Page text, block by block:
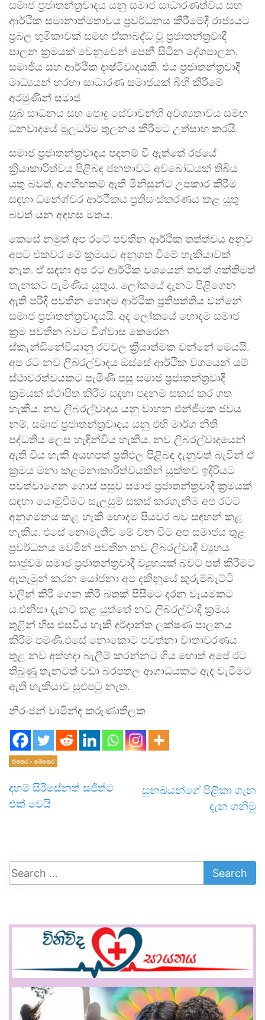
සමාජ ප්‍රජාතන්ත්‍රවාදය යනු සමාජ සාධාරණත්වය සහ
ආර්ථික සමානාත්මතාවය ප්‍රවර්ධනය කිරීමේදී රාජ්‍යයට
ප්‍රබල භුමිකාවක් සමඟ ඒකාබද්ධ වූ ප්‍රජාතන්ත්‍රවාදී
පාලන ක්‍රමයක් වෙනුවෙන් පෙනී සිටින දේශපාලන,
සමාජීය සහ ආර්ථික දෘෂ්ටිවාදයකි. එය ප්‍රජාතන්ත්‍රවාදී
මාධ්‍යයන් හරහා සාධාරණ සමාජයක් බිහි කිරීමේ
අරමුණින් සමාජ
සුබ සාධනය සහ පොදු සේවාවන්හි අවශ්‍යතාවය සමඟ
ධනවාදයේ මූලධර්ම තුලනය කිරීමට උත්සාහ කරයි.
සමාජ ප්‍රජාතන්ත්‍රවාදය පදනම් වී ඇත්තේ රජයේ
ක්‍රියාකාරිත්වය පිළිබඳ ජනතාවට අවබෝධයක් තිබිය
යුතු බවත්, අගහිඟකම් ඇති මිනිසුන්ට උපකාර කිරීම
සඳහා ධනේශ්වර ආර්ථිකය ප්‍රතිසංස්කරණය කළ යුතු
බවත් යන අදහස මතය.
කෙසේ නමුත් අප රටේ පවතින ආර්ථික තත්ත්වය අනුව
අපට එකවර මේ ක්‍රමයට අනුගත වීමේ හැකියාවක්
නැත. ඒ සඳහා අප රට ආර්ථික වශයෙන් තවත් ශක්තිමත්
තැනකට පැමිණිය යුතුය. ලෝකයේ දැනට පිළිගෙන
ඇති පරිදි පවතින හොඳම ආර්ථික ප්‍රතිපත්තිය වන්නේ
සමාජ ප්‍රජාතන්ත්‍රවාදයයි. අද ලෝකයේ හොඳම සමාජ
ක්‍රම පවතින බවට විශ්වාස කෙරෙන
ස්කැන්ඩිනේවියානු රටවල ක්‍රියාත්මක වන්නේ මෙයයි.
අප රට නව ලිබරල්වාදය ඔස්සේ ආර්ථික වශයෙන් යම්
ස්ථාවරත්වයකට පැමිණි පසු සමාජ ප්‍රජාතන්ත්‍රවාදී
ක්‍රමයක් ස්ථාපිත කිරීම සඳහා පදනම සකස් කර ගත
හැකිය. නව ලිබරල්වාදය යනු වාහන එන්ජිමක ජවය
නම්, සමාජ ප්‍රජාතන්ත්‍රවාදය යනු එහි මාර්ග නීති
පද්ධතිය ලෙස හැඳින්විය හැකිය. නව ලිබරල්වාදයෙන්
ඇති විය හැකි අයහපත් ප්‍රතිඵල පිළිබඳ දැනුවත් බැවින් ඒ
ක්‍රමය මනා කළමනාකාරිත්වයකින් යුක්තව ඉදිරියට
පවත්වාගෙන ගොස් පසුව සමාජ ප්‍රජාතන්ත්‍රවාදී ක්‍රමයක්
සඳහා යොමුවීමට සැලසුම් සකස් කරගැනීම අප රටට
අනුගමනය කළ හැකි හොදම පියවර බව සඳහන් කළ
හැකිය. එසේ නොමැතිව මේ වන විට අප සමාජය තුළ
ප්‍රවර්ධනය වෙමින් පවතින නව ලිබරල්වාදී ව්‍යුහය
සෘජුවම සමාජ ප්‍රජාතන්ත්‍රවාදී ව්‍යුහයක් බවට පත් කිරීමට
ඇතැමුන් කරන යෝජනා අප දකිනුයේ කුරුම්බැට්ටි
වලින් කිරි ගෙන කිරි බතක් පිසීමට දරන වෑයමකට
ය.එනිසා දැනට කළ යුත්තේ නව ලිබරල්වාදී ක්‍රමය
තුළින් හිස එසවිය හැකි දුර්දාන්ත ලක්ෂණ පාලනය
කිරීම පමණි.එසේ නොකොට පවත්නා වාතාවරණය
තුළ නව අත්හදා බැලීම් කරන්නට ගිය හොත් අපේ රට
තිබුණු තැනටත් වඩා බරපතල ආගාධයකට ඇද වැටීමට
ඇති හැකියාව සුළුපටු නැත.
නිරංජන් වාමින්ද කරුණාතිලක
එතෙර - මෙතෙර
දහම් සිරිසේනත් සජිත්ට
එක් වෙයි
සුනඛයන්ගේ පිළිකා ගැන
දැන ගනිමු